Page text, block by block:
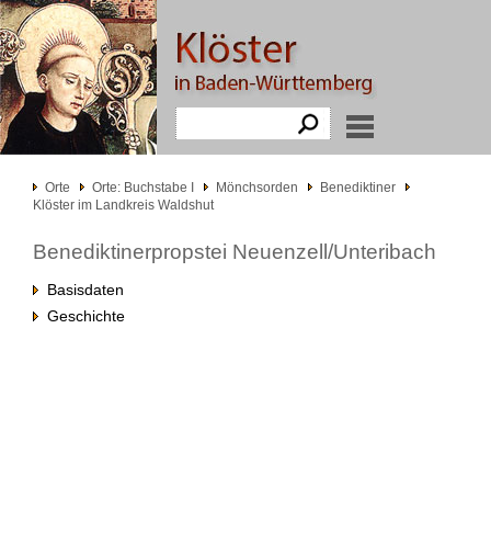
Orte Orte: Buchstabe I Mönchsorden
Benediktiner
Klöster im Landkreis Waldshut
Benediktinerpropstei Neuenzell/Unteribach
Basisdaten
Geschichte